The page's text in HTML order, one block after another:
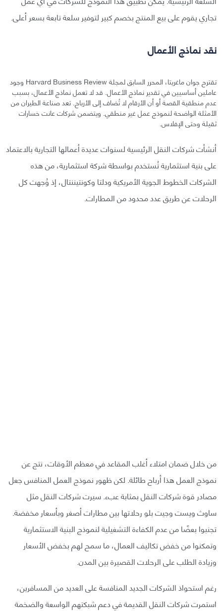
تجاري يقوم على بيع المنتج بخصم كبير لتوفير سلعة تابعة بسعر أعلى.
نقد نماذج الأعمال
تقترح جوان ماغريتا، المحرر السابق لمجلة Harvard Business Review وجود
عاملين أساسيين في تقدير نماذج الأعمال. قد لا تعمل نماذج الأعمال، بسبب
عدم منطقية القصة أو أن الأرقام لا تُضاف إلى الأرباح. تعد صناعة الطيران من
الأمثلة الواضحة لنموذج عمل غير منطقي. ويتضمن شركات عانت خسارات
ثقيلة وحتى الإفلاس.
أنشأت شركات النقل الرئيسية لسنوات عديدة أعمالها التجارية بالاعتماد
على بنية استثمارية تُستخدم بواسطة شركة استثمارية، من هذه
الشركات الخطوط الجوية الأمريكية ودلتا وكونتيننتال، إذ وُجهت كل
الرحلات عن طريق عدد محدود من المطارات.
من خلال ضمان امتلاء أغلب المقاعد في معظم الأوقات، نتج عن
نموذج العمل هذا أرباح طائلة. لكن ظهور نموذج العمل المنافس جعل
مصادر قوة شركات النقل بمثابة عبء. سيرت شركات النقل مثل
ساوث ويست وجيت بلو رحلاتها بين مطارات أصغر وبأسعار مخفضة.
تجنبوا بعضًا من عدم الكفاءة التشغيلية لنموذج البنية الاستثمارية
وتمكنوا من خفض تكاليف العمال، ما سمح لهم بخفض الأسعار
وزيادة الطلب على الرحلات القصيرة بين المدن.
رغم استحواذ الشركات الجديد المنافسة على العديد من المسافرين،
استمرت شركات النقل القديمة في دعم شبكتهم الواسعة والضخمة